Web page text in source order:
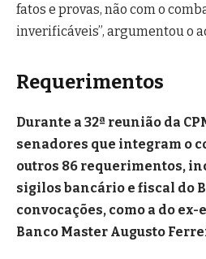
fatos e provas, não com o
inverificáveis”, argumentou o
Requerimentos
Durante a 32ª reunião da
senadores que integram o
outros 86 requerimentos,
sigilos bancário e fiscal do
convocações, como a do
Banco Master Augusto